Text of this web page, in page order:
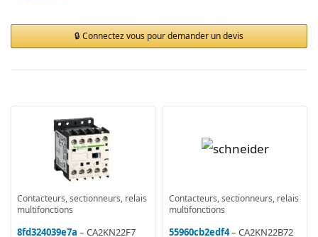
Connectez vous pour demander un devis
Contacteurs, sectionneurs, relais
multifonctions
8fd324039e7a – CA2KN22F7
Contacteurs, sectionneurs, relais
multifonctions
55960cb2edf4– CA2KN22B72